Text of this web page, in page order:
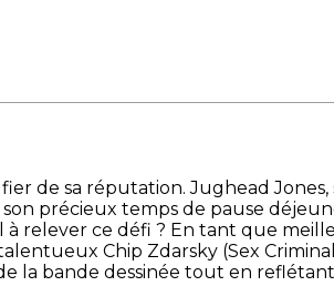
de sa réputation. Jughead
précieux temps de pause
relever ce défi ? En tant que
Chip Zdarsky (Sex
la bande dessinée tout en